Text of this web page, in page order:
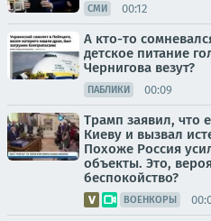
СМИ 00:12
А кто-то
детское питание
Чернигова везут?
ПАБЛИКИ 00:09
Трамп заявил, что
Киеву и вызвал
Похоже Россия
объекты. Это,
беспокойство?
ВОЕНКОРЫ